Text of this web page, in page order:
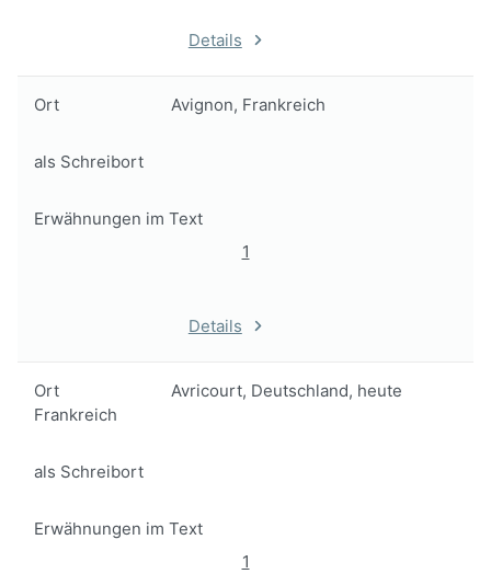
Details
Ort Avignon, Frankreich
als Schreibort
Erwähnungen im Text
1
Details
Ort
Avricourt, Deutschland, heute
Frankreich
als Schreibort
Erwähnungen im Text
1